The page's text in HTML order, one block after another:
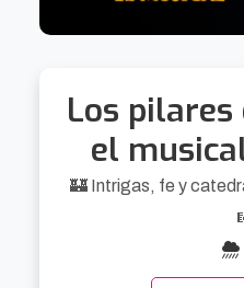
Los
el
🏰 Intrigas, fe y